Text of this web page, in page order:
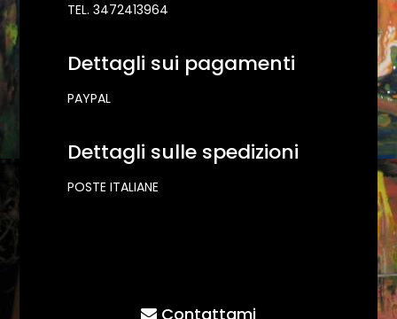
TEL. 3472413964
Dettagli sui pagamenti
PAYPAL
Dettagli sulle spedizioni
POSTE ITALIANE
Contattami